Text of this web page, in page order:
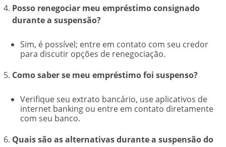
Posso renegociar meu empréstimo consignado
durante a suspensão?
Sim, é possível; entre em contato com seu credor
para discutir opções de renegociação.
Como saber se meu empréstimo foi suspenso?
Verifique seu extrato bancário, use aplicativos de
internet banking ou entre em contato diretamente
com seu banco.
Quais são as alternativas durante a suspensão do